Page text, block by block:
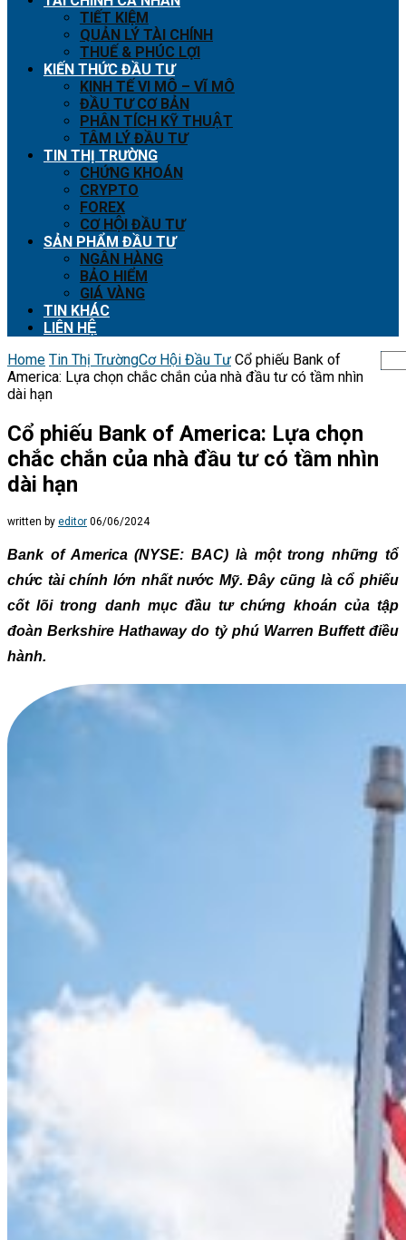
TIẾT KIỆM
QUẢN LÝ TÀI CHÍNH
THUẾ & PHÚC LỢI
KIẾN THỨC ĐẦU TƯ
KINH TẾ VI MÔ – VĨ MÔ
ĐẦU TƯ CƠ BẢN
PHÂN TÍCH KỸ THUẬT
TÂM LÝ ĐẦU TƯ
TIN THỊ TRƯỜNG
CHỨNG KHOÁN
CRYPTO
FOREX
CƠ HỘI ĐẦU TƯ
SẢN PHẨM ĐẦU TƯ
NGÂN HÀNG
BẢO HIỂM
GIÁ VÀNG
TIN KHÁC
LIÊN HỆ
Home Tin Thị TrườngCơ Hội Đầu Tư Cổ phiếu Bank of
America: Lựa chọn chắc chắn của nhà đầu tư có tầm nhìn
dài hạn
Cổ phiếu Bank of America: Lựa chọn
chắc chắn của nhà đầu tư có tầm nhìn
dài hạn
written by editor 06/06/2024
Bank of America (NYSE: BAC) là một trong những tổ
chức tài chính lớn nhất nước Mỹ. Đây cũng là cổ phiếu
cốt lõi trong danh mục đầu tư chứng khoán của tập
đoàn Berkshire Hathaway do tỷ phú Warren Buffett điều
hành.